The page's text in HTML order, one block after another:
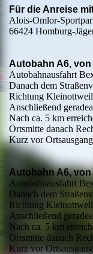
Für die Anreise
​Alois-Omlor-
66424 Homburg-
Autobahn A6,
Autobahnausfahrt
Danach dem
Richtung
Anschließend
Nach ca. 5 km
Ortsmitte danach
Kurz vor
Autobahn A6,
Autobahnausfahrt
Danach dem
Richtung
Anschließend
Nach ca. 5 km
Ortsmitte danach
Kurz vor